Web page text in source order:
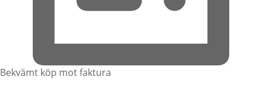
Bekvämt köp mot faktura